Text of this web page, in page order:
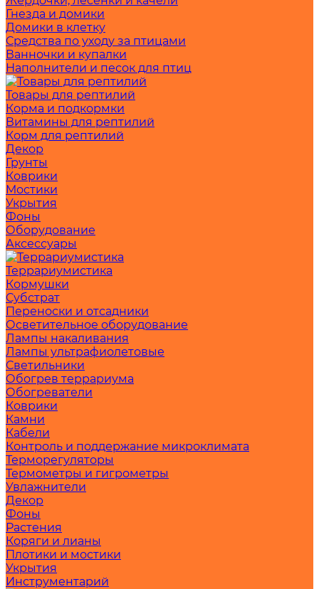
Гнезда и домики
Домики в клетку
Средства по уходу за птицами
Ванночки и купалки
Наполнители и песок для птиц
Товары для рептилий
Корма и подкормки
Витамины для рептилий
Корм для рептилий
Декор
Грунты
Коврики
Мостики
Укрытия
Фоны
Оборудование
Аксессуары
Террариумистика
Кормушки
Субстрат
Переноски и отсадники
Осветительное оборудование
Лампы накаливания
Лампы ультрафиолетовые
Светильники
Обогрев террариума
Обогреватели
Коврики
Камни
Кабели
Контроль и поддержание микроклимата
Терморегуляторы
Термометры и гигрометры
Увлажнители
Декор
Фоны
Растения
Коряги и лианы
Плотики и мостики
Укрытия
Инструментарий